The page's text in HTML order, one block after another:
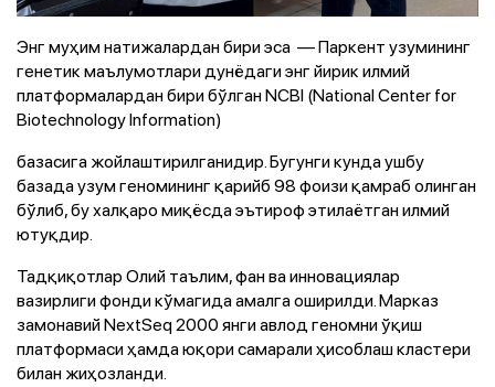
Энг муҳим натижалардан бири эса — Паркент узумининг
генетик маълумотлари дунёдаги энг йирик илмий
платформалардан бири бўлган NCBI (National Center for
Biotechnology Information)
базасига жойлаштирилганидир. Бугунги кунда ушбу
базада узум геномининг қарийб 98 фоизи қамраб олинган
бўлиб, бу халқаро миқёсда эътироф этилаётган илмий
ютуқдир.
Тадқиқотлар Олий таълим, фан ва инновациялар
вазирлиги фонди кўмагида амалга оширилди. Марказ
замонавий NextSeq 2000 янги авлод геномни ўқиш
платформаси ҳамда юқори самарали ҳисоблаш кластери
билан жиҳозланди.